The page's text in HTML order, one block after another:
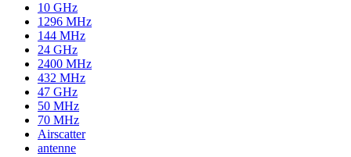
10 GHz
1296 MHz
144 MHz
24 GHz
2400 MHz
432 MHz
47 GHz
50 MHz
70 MHz
Airscatter
antenne